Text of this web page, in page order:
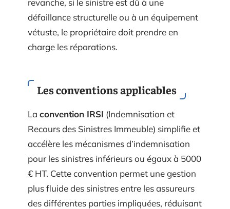
défaillance structurelle ou à un équipement
vétuste, le propriétaire doit prendre en
charge les réparations.
Les conventions applicables
La convention IRSI (Indemnisation et
Recours des Sinistres Immeuble) simplifie et
accélère les mécanismes d’indemnisation
pour les sinistres inférieurs ou égaux à 5000
€ HT. Cette convention permet une gestion
plus fluide des sinistres entre les assureurs
des différentes parties impliquées, réduisant